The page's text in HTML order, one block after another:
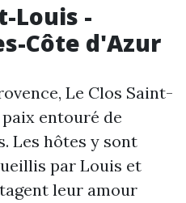
Louis -
Côte d'Azur
Le Clos Saint-
entouré de
Les hôtes y sont
par Louis et
leur amour